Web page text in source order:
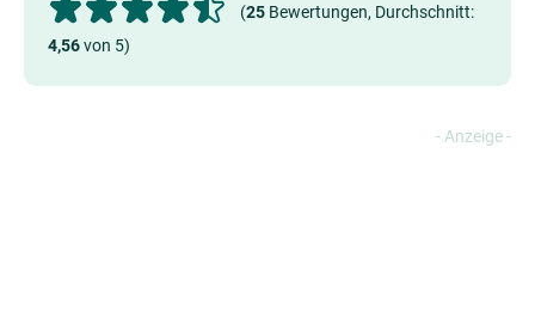
(25 Bewertungen, Durchschnitt:
4,56von 5)